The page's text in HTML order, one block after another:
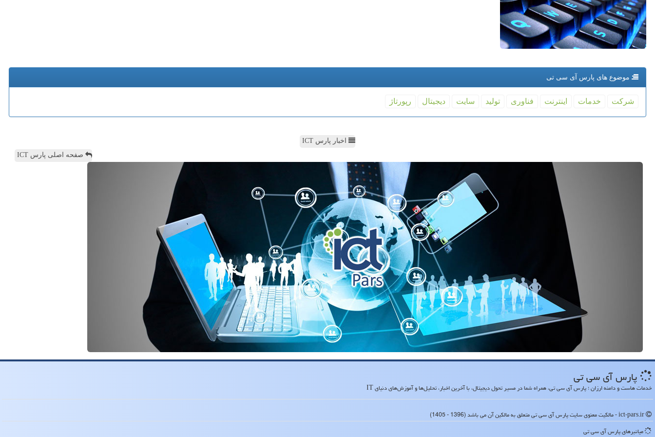
موضوع های پارس آی سی تی
شركت خدمات اینترنت فناوری تولید سایت دیجیتال رپورتاژ
اخبار پارس ICT
صفحه اصلی پارس ICT
پارس آی سی تی
خدمات هاست و دامنه ارزان ؛ پارس آی سی تی، همراه شما در مسیر تحول دیجیتال، با آخرین اخبار، تحلیل‌ها و آموزش‌های دنیای IT
میانبرهای پارس آی سی تی